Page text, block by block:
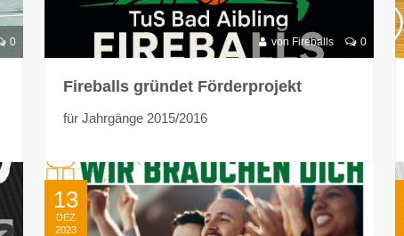
0 von Fireballs 0
Fireballs gründet Förderprojekt
für Jahrgänge 2015/2016
13
DEZ
2023